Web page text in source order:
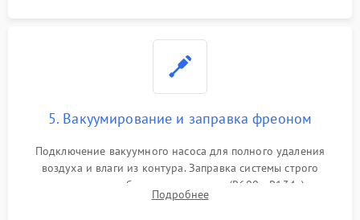
5. Вакуумирование и заправка фреоном
Подключение вакуумного насоса для полного удаления
воздуха и влаги из контура. Заправка системы строго
дозированным объемом хладагента (R600a, R134a) по
электронным весам. Контроль рабочего давления в системе.
Подробнее